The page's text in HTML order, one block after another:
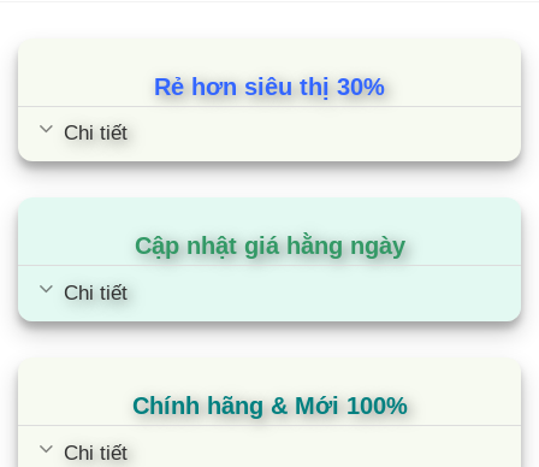
Rẻ hơn siêu thị 30%
Chi tiết
Cập nhật giá hằng ngày
Chi tiết
Chính hãng & Mới 100%
Chi tiết